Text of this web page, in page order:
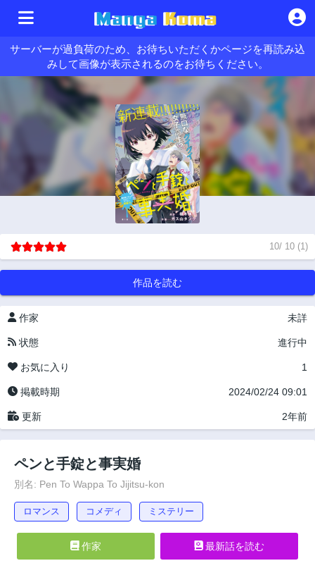
サーバーが過負荷のため、お待ちいただくかページを再読み込
みして画像が表示されるのをお待ちください。
10/ 10 (1)
作品を読む
作家 未詳
状態 進行中
お気に入り 1
掲載時期 2024/02/24 09:01
更新 2年前
ペンと手錠と事実婚
別名: Pen To Wappa To Jijitsu-kon
ロマンス コメディ ミステリー
作家 最新話を読む